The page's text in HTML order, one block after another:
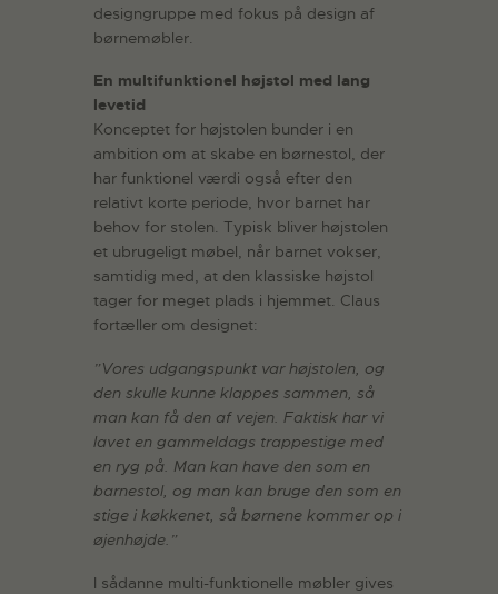
designgruppe med fokus på design af
børnemøbler.
En multifunktionel højstol med lang
levetid
Konceptet for højstolen bunder i en
ambition om at skabe en børnestol, der
har funktionel værdi også efter den
relativt korte periode, hvor barnet har
behov for stolen. Typisk bliver højstolen
et ubrugeligt møbel, når barnet vokser,
samtidig med, at den klassiske højstol
tager for meget plads i hjemmet. Claus
fortæller om designet:
”Vores udgangspunkt var højstolen, og
den skulle kunne klappes sammen, så
man kan få den af vejen. Faktisk har vi
lavet en gammeldags trappestige med
en ryg på. Man kan have den som en
barnestol, og man kan bruge den som en
stige i køkkenet, så børnene kommer op i
øjenhøjde.”
I sådanne multi-funktionelle møbler gives